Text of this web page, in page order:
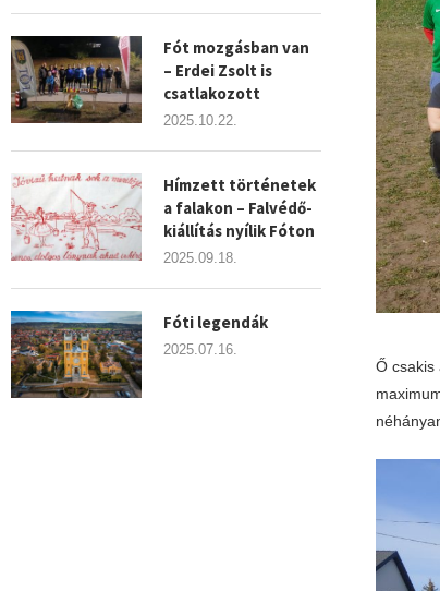
Ő csakis
Fót mozgásban van
– Erdei Zsolt is
csatlakozott
2025.10.22.
Hímzett történetek
a falakon – Falvédő-
kiállítás nyílik Fóton
2025.09.18.
Fóti legendák
2025.07.16.